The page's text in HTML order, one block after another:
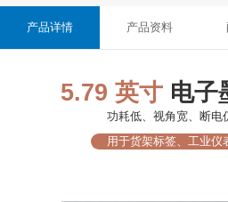
产品详情 产品资料
5.79 英寸 电子
功耗低、视角宽、断电
用于货架标签、工业仪